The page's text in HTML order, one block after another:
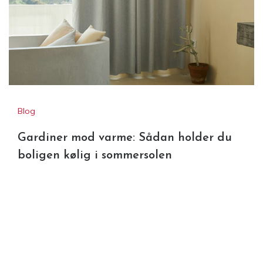
Blog
Gardiner mod varme: Sådan holder du
boligen kølig i sommersolen